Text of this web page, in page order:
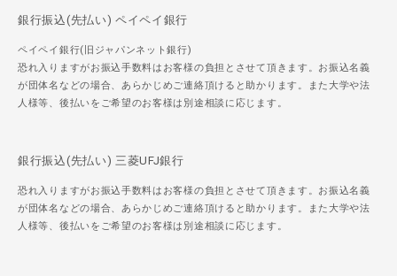
銀行振込(先払い) ペイペイ銀行
ペイペイ銀行(旧ジャパンネット銀行)
恐れ入りますがお振込手数料はお客様の負担とさせて頂きます。お振込名義
が団体名などの場合、あらかじめご連絡頂けると助かります。また大学や法
人様等、後払いをご希望のお客様は別途相談に応じます。
銀行振込(先払い) 三菱UFJ銀行
恐れ入りますがお振込手数料はお客様の負担とさせて頂きます。お振込名義
が団体名などの場合、あらかじめご連絡頂けると助かります。また大学や法
人様等、後払いをご希望のお客様は別途相談に応じます。